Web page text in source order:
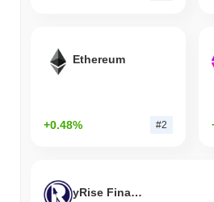
Ethereum
+0.48% #2
yRise Finance